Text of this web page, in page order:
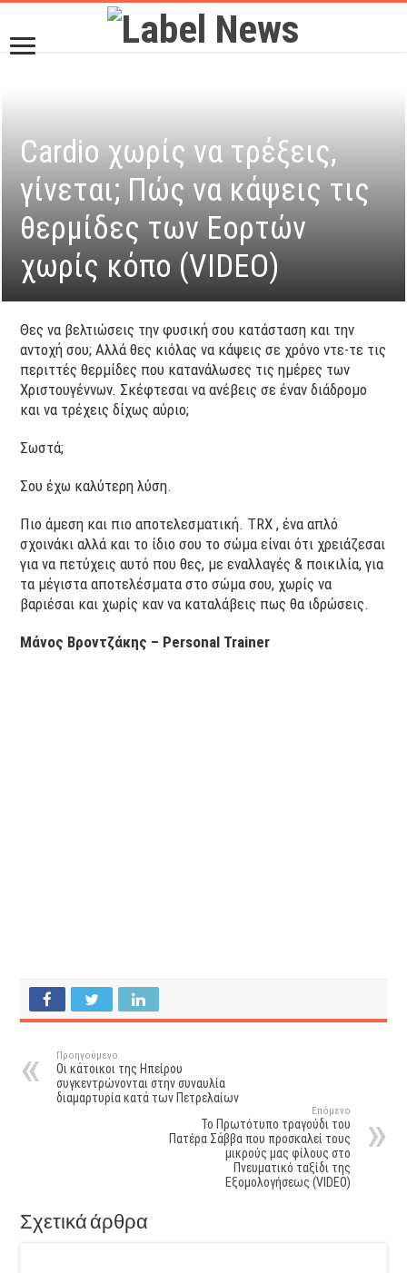
Cardio χωρίς να τρέξεις,
γίνεται; Πώς να κάψεις τις
θερμίδες των Εορτών
χωρίς κόπο (VIDEO)
Θες να βελτιώσεις την φυσική σου κατάσταση και την
αντοχή σου; Αλλά θες κιόλας να κάψεις σε χρόνο ντε-τε τις
περιττές θερμίδες που κατανάλωσες τις ημέρες των
Χριστουγέννων. Σκέφτεσαι να ανέβεις σε έναν διάδρομο
και να τρέχεις δίχως αύριο;
Σωστά;
Σου έχω καλύτερη λύση.
Πιο άμεση και πιο αποτελεσματική. TRX , ένα απλό
σχοινάκι αλλά και το ίδιο σου το σώμα είναι ότι χρειάζεσαι
για να πετύχεις αυτό που θες, με εναλλαγές & ποικιλία, για
τα μέγιστα αποτελέσματα στο σώμα σου, χωρίς να
βαριέσαι και χωρίς καν να καταλάβεις πως θα ιδρώσεις.
Μάνος Βροντζάκης – Personal Trainer
Προηγούμενο
Οι κάτοικοι της Ηπείρου
συγκεντρώνονται στην συναυλία
διαμαρτυρία κατά των Πετρελαίων
Επόμενο
To Πρωτότυπο τραγούδι του
Πατέρα Σάββα που προσκαλεί τους
μικρούς μας φίλους στο
Πνευματικό ταξίδι της
Εξομολογήσεως (VIDEO)
Σχετικά άρθρα